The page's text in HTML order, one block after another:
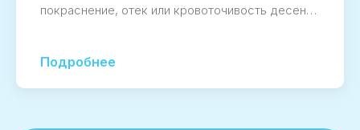
покраснение, отек или кровоточивость десен…
Подробнее